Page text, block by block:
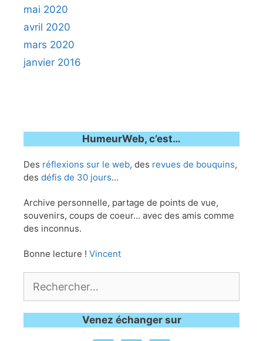
mai 2020
avril 2020
mars 2020
janvier 2016
HumeurWeb, c’est…
Des réflexions sur le web, des revues de bouquins,
des défis de 30 jours…
Archive personnelle, partage de points de vue,
souvenirs, coups de coeur… avec des amis comme
des inconnus.
Bonne lecture ! Vincent
Venez échanger sur